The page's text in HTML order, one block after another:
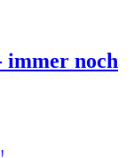
immer noch